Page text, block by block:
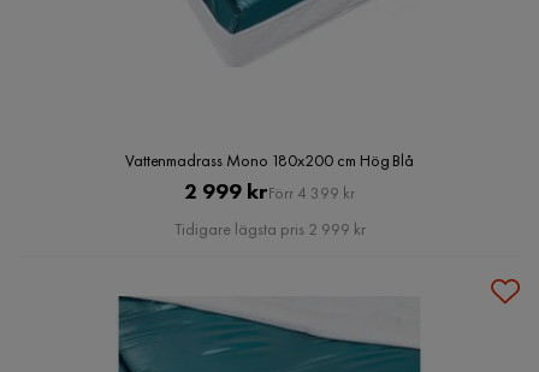
Vattenmadrass Mono 180x200 cm Hög Blå
Pris
2 999 krOriginal
Pris
Förr 4 399 kr
Tidigare lägsta pris 2 999 kr